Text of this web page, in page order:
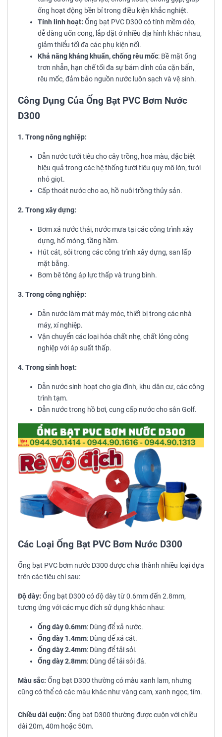
ống hoạt động bền bỉ trong điều kiện khắc nghiệt.
Tính linh hoạt: Ống bạt PVC D300 có tính mềm dẻo,
dễ dàng uốn cong, lắp đặt ở nhiều địa hình khác nhau,
giảm thiểu tối đa các phụ kiện nối.
Khả năng kháng khuẩn, chống rêu mốc: Bề mặt ống
trơn nhẵn, hạn chế tối đa sự bám dính của cặn bẩn,
rêu mốc, đảm bảo nguồn nước luôn sạch và vệ sinh.
Công Dụng Của Ống Bạt PVC Bơm Nước
D300
1. Trong nông nghiệp:
Dẫn nước tưới tiêu cho cây trồng, hoa màu, đặc biệt
hiệu quả trong các hệ thống tưới tiêu quy mô lớn, tưới
nhỏ giọt.
Cấp thoát nước cho ao, hồ nuôi trồng thủy sản.
2. Trong xây dựng:
Bơm xả nước thải, nước mưa tại các công trình xây
dựng, hố móng, tầng hầm.
Hút cát, sỏi trong các công trình xây dựng, san lấp
mặt bằng.
Bơm bê tông áp lực thấp và trung bình.
3. Trong công nghiệp:
Dẫn nước làm mát máy móc, thiết bị trong các nhà
máy, xí nghiệp.
Vận chuyển các loại hóa chất nhẹ, chất lỏng công
nghiệp với áp suất thấp.
4. Trong sinh hoạt:
Dẫn nước sinh hoạt cho gia đình, khu dân cư, các công
trình tạm.
Dẫn nước trong hồ bơi, cung cấp nước cho sân Golf.
Các Loại Ống Bạt PVC Bơm Nước D300
Ống bạt PVC bơm nước D300 được chia thành nhiều loại dựa
trên các tiêu chí sau:
Độ dày: Ống bạt D300 có độ dày từ 0.6mm đến 2.8mm,
tương ứng với các mục đích sử dụng khác nhau:
Ống dày 0.6mm: Dùng để xả nước.
Ống dày 1.4mm: Dùng để xả cát.
Ống dày 2.4mm: Dùng để tải sỏi.
Ống dày 2.8mm: Dùng để tải sỏi đá.
Màu sắc: Ống bạt D300 thường có màu xanh lam, nhưng
cũng có thể có các màu khác như vàng cam, xanh ngọc, tím.
Chiều dài cuộn: Ống bạt D300 thường được cuộn với chiều
dài 20m, 40m hoặc 50m.